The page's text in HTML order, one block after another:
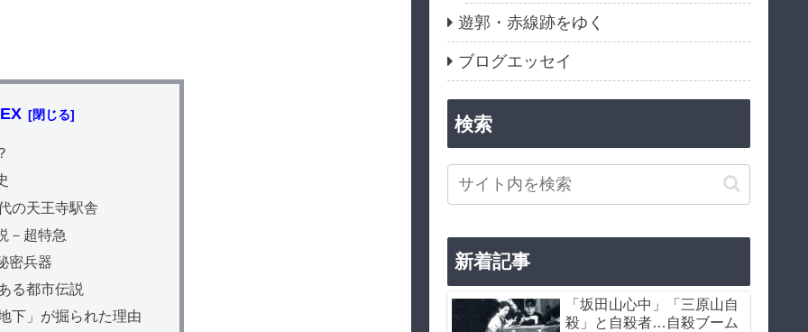
の天王寺駅舎
－超特急
密兵器
る都市伝説
下」が掘られた理由
遊郭・赤線跡をゆく
ブログエッセイ
検索
新着記事
「坂田山心中」「三原山自
殺」と自殺者…自殺ブーム